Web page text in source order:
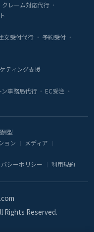
クレーム対応代行
文受付代行
予約受付
ティング支援
ン事務局代行
EC受注
型
ョン
メディア
シーポリシー 利用規約
Rights Reserved.